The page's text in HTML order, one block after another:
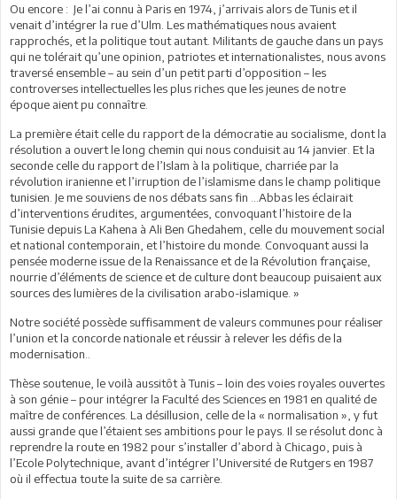
Ou encore : Je l’ai connu à Paris en 1974, j’arrivais alors de Tunis et il
venait d’intégrer la rue d’Ulm. Les mathématiques nous avaient
rapprochés, et la politique tout autant. Militants de gauche dans un pays
qui ne tolérait qu’une opinion, patriotes et internationalistes, nous avons
traversé ensemble – au sein d’un petit parti d’opposition – les
controverses intellectuelles les plus riches que les jeunes de notre
époque aient pu connaître.
La première était celle du rapport de la démocratie au socialisme, dont la
résolution a ouvert le long chemin qui nous conduisit au 14 janvier. Et la
seconde celle du rapport de l’Islam à la politique, charriée par la
révolution iranienne et l’irruption de l’islamisme dans le champ politique
tunisien. Je me souviens de nos débats sans fin …Abbas les éclairait
d’interventions érudites, argumentées, convoquant l’histoire de la
Tunisie depuis La Kahena à Ali Ben Ghedahem, celle du mouvement social
et national contemporain, et l’histoire du monde. Convoquant aussi la
pensée moderne issue de la Renaissance et de la Révolution française,
nourrie d’éléments de science et de culture dont beaucoup puisaient aux
sources des lumières de la civilisation arabo-islamique. »
Notre société possède suffisamment de valeurs communes pour réaliser
l’union et la concorde nationale et réussir à relever les défis de la
modernisation..
Thèse soutenue, le voilà aussitôt à Tunis – loin des voies royales ouvertes
à son génie – pour intégrer la Faculté des Sciences en 1981 en qualité de
maître de conférences. La désillusion, celle de la « normalisation », y fut
aussi grande que l’étaient ses ambitions pour le pays. Il se résolut donc à
reprendre la route en 1982 pour s’installer d’abord à Chicago, puis à
l’Ecole Polytechnique, avant d’intégrer l’Université de Rutgers en 1987
où il effectua toute la suite de sa carrière.